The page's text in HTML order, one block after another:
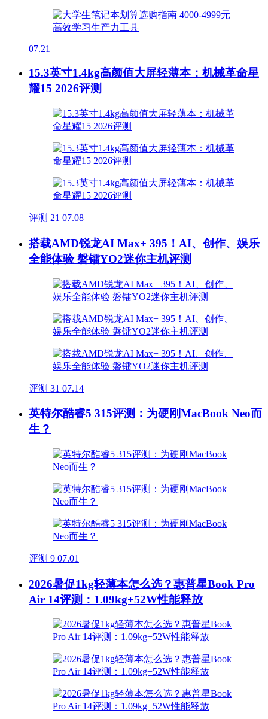
07.21
15.3英寸1.4kg高颜值大屏轻薄本：机械革命星
耀15 2026评测
评测 21 07.08
搭载AMD锐龙AI Max+ 395！AI、创作、娱乐
全能体验 磐镭YO2迷你主机评测
评测 31 07.14
英特尔酷睿5 315评测：为硬刚MacBook Neo而
生？
评测 9 07.01
2026暑促1kg轻薄本怎么选？惠普星Book Pro
Air 14评测：1.09kg+52W性能释放